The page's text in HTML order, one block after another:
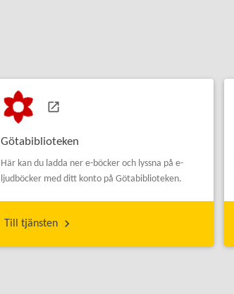
Götabiblioteken
Här kan du ladda ner e-böcker och lyssna på e-
ljudböcker med ditt konto på Götabiblioteken.
Till tjänsten